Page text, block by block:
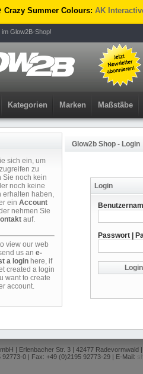
Summer Colours: AK
im Glow2B-Shop!
Kategorien Marken Maßstäbe
sich ein, um
zu
Sie noch kein
noch keine
erhalten haben,
ein Account
nehmen Sie
auf.
view our web
us an e-
a login here, if
created a login
want to create
account.
Glow2b Shop - Login
Login
Passwort |
| Erlenbacher Str. 3 | 42477 Radevormwald
92773-0 | Fax: +49 (0)2195 92773-29 | E-Mail: